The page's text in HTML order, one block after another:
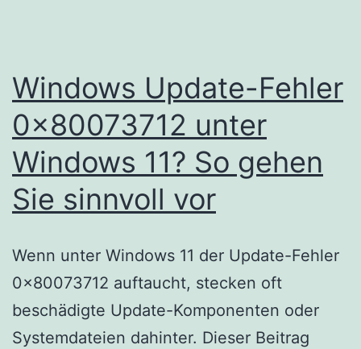
Windows Update-Fehler
0x80073712 unter
Windows 11? So gehen
Sie sinnvoll vor
Wenn unter Windows 11 der Update-Fehler
0x80073712 auftaucht, stecken oft
beschädigte Update-Komponenten oder
Systemdateien dahinter. Dieser Beitrag